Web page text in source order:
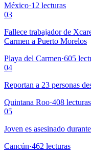
México·12 lecturas
03
Fallece trabajador de
Carmen a Puerto Morelos
Playa del Carmen·605
04
Reportan a 23 personas
Quintana Roo·408 lecturas
05
Joven es asesinado
Cancún·462 lecturas